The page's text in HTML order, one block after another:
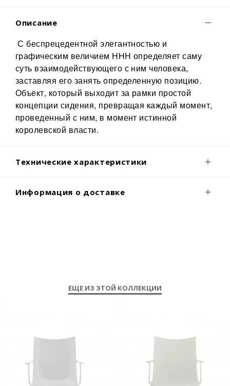
Описание
С беспрецедентной элегантностью и
графическим величием HHH определяет саму
суть взаимодействующего с ним человека,
заставляя его занять определенную позицию.
Объект, который выходит за рамки простой
концепции сидения, превращая каждый момент,
проведенный с ним, в момент истинной
королевской власти.
Технические характеристики
Информация о доставке
ЕЩЕ ИЗ ЭТОЙ КОЛЛЕКЦИИ